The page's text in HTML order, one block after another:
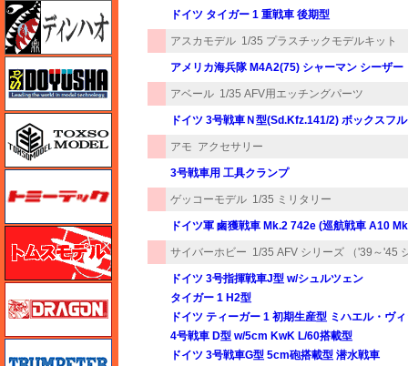
ドイツ タイガー 1 重戦車 後期型
アスカモデル 1/35 プラスチックモデルキット
アメリカ海兵隊 M4A2(75) シャーマン シーザー
アベール 1/35 AFV用エッチングパーツ
ドイツ 3号戦車Ｎ型(Sd.Kfz.141/2) ボックスフ
アモ アクセサリー
3号戦車用 工具クランプ
ゲッコーモデル 1/35 ミリタリー
ドイツ軍 鹵獲戦車 Mk.2 742e (巡航戦車 A10
サイバーホビー 1/35 AFV シリーズ （'39～'45
ドイツ 3号指揮戦車J型 w/シュルツェン
タイガー 1 H2型
ドイツ ティーガー 1 初期生産型 ミハエル・ヴ
4号戦車 D型 w/5cm KwK L/60搭載型
ドイツ 3号戦車G型 5cm砲搭載型 潜水戦車
ディン・ハオ
トキソモデル（toxso_model）
トミーテック
トムスモデル